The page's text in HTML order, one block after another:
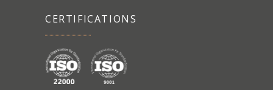
CERTIFICATIONS